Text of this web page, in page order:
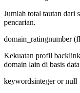
Jumlah total tautan dari
pencarian.
domain_ratingnumber
Kekuatan profil
domain lain di basis
keywordsinteger or null